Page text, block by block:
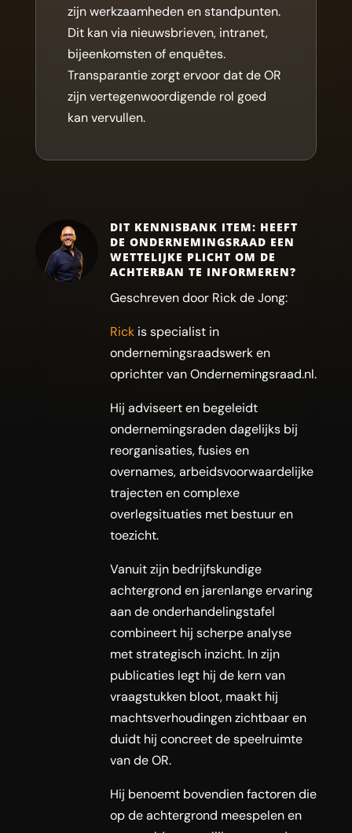
zijn werkzaamheden en standpunten.
Dit kan via nieuwsbrieven, intranet,
bijeenkomsten of enquêtes.
Transparantie zorgt ervoor dat de OR
zijn vertegenwoordigende rol goed
kan vervullen.
DIT KENNISBANK ITEM: HEEFT
DE ONDERNEMINGSRAAD EEN
WETTELIJKE PLICHT OM DE
ACHTERBAN TE INFORMEREN?
Geschreven door Rick de Jong:
Rickis specialist in
ondernemingsraadswerk en
oprichter van Ondernemingsraad.nl.
Hij adviseert en begeleidt
ondernemingsraden dagelijks bij
reorganisaties, fusies en
overnames, arbeidsvoorwaardelijke
trajecten en complexe
overlegsituaties met bestuur en
toezicht.
Vanuit zijn bedrijfskundige
achtergrond en jarenlange ervaring
aan de onderhandelingstafel
combineert hij scherpe analyse
met strategisch inzicht. In zijn
publicaties legt hij de kern van
vraagstukken bloot, maakt hij
machtsverhoudingen zichtbaar en
duidt hij concreet de speelruimte
van de OR.
Hij benoemt bovendien factoren die
op de achtergrond meespelen en